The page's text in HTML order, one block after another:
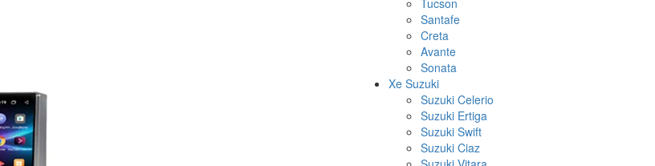
Santafe
Creta
Avante
Sonata
Xe Suzuki
Suzuki Celerio
Suzuki Ertiga
Suzuki Swift
Suzuki Ciaz